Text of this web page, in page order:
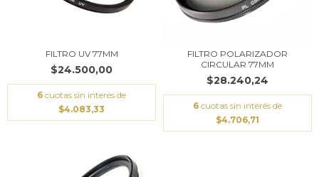
FILTRO UV 77MM
$24.500,00
6 cuotas sin interés de
$4.083,33
FILTRO POLARIZADOR
CIRCULAR 77MM
$28.240,24
6 cuotas sin interés de
$4.706,71